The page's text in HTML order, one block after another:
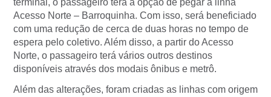
terminal, o passageiro terá a opção de pegar a linha
Acesso Norte – Barroquinha. Com isso, será beneficiado
com uma redução de cerca de duas horas no tempo de
espera pelo coletivo. Além disso, a partir do Acesso
Norte, o passageiro terá vários outros destinos
disponíveis através dos modais ônibus e metrô.
Além das alterações, foram criadas as linhas com origem